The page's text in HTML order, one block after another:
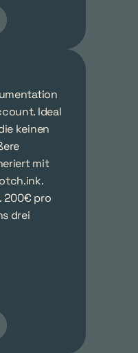
Ideal
keinen
mit
200€ pro
drei